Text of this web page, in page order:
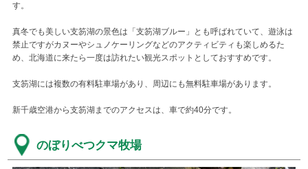
す。
真冬でも美しい支笏湖の景色は「支笏湖ブルー」とも呼ばれていて、遊泳は
禁止ですがカヌーやシュノケーリングなどのアクティビティも楽しめるた
め、北海道に来たら一度は訪れたい観光スポットとしておすすめです。
支笏湖には複数の有料駐車場があり、周辺にも無料駐車場があります。
新千歳空港から支笏湖までのアクセスは、車で約40分です。
のぼりべつクマ牧場